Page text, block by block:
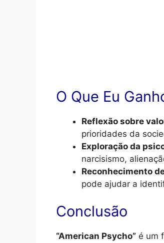
O Que Eu
Reflexão sobre
prioridades da
Exploração da
narcisismo,
Reconhecimento
pode ajudar a
Conclusão
“American Psycho” é um